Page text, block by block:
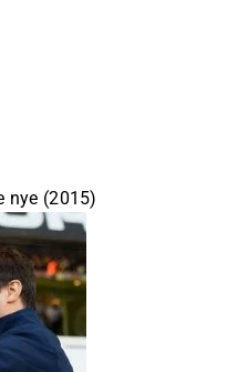
nye (2015)